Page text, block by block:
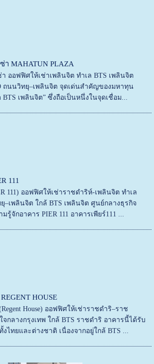
MAHATUN PLAZA
ออฟฟิศให้เช่าเพลินจิต ทำเล BTS เพลินจิต
ถนนวิทยุ–เพลินจิต จุดเด่นสำคัญของมหาทุน
เพลินจิต” ซึ่งถือเป็นหนึ่งในจุดเชื่อม...
111
111) ออฟฟิศให้เช่าราชดำริห์-เพลินจิต ทำเล
–เพลินจิต ใกล้ BTS เพลินจิต ศูนย์กลางธุรกิจ
รู้จักอาคาร PIER 111 อาคารเพียร์111 ...
HOUSE
House) ออฟฟิศให้เช่าราชดำริ–ราช
จกลางกรุงเทพ ใกล้ BTS ราชดำริ อาคารนี้ได้รับ
ไทยและต่างชาติ เนื่องจากอยู่ใกล้ BTS ...